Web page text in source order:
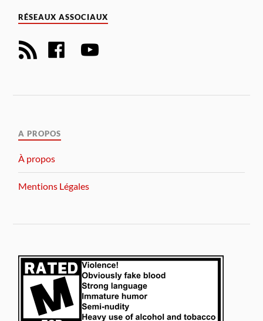
RÉSEAUX ASSOCIAUX
A PROPOS
À propos
Mentions Légales